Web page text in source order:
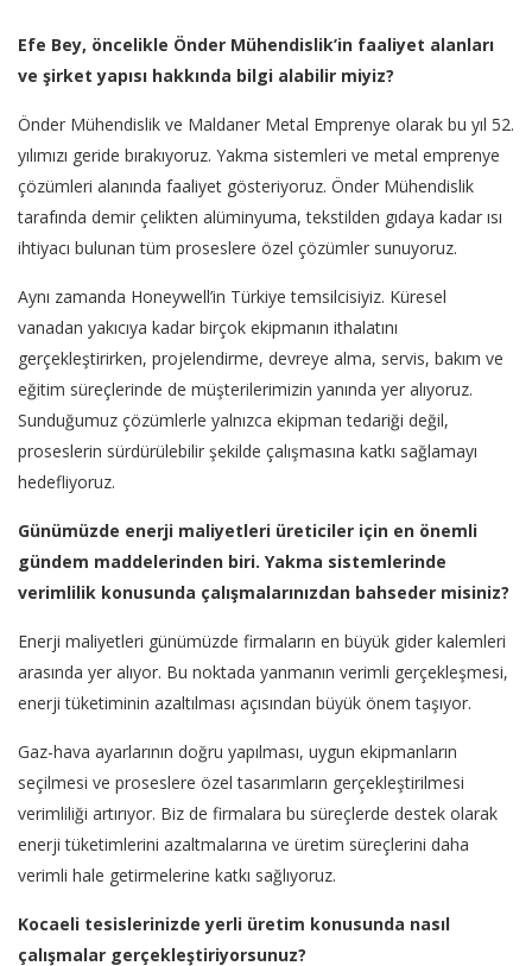
Efe Bey, öncelikle Önder Mühendislik’in faaliyet alanları
ve şirket yapısı hakkında bilgi alabilir miyiz?
Önder Mühendislik ve Maldaner Metal Emprenye olarak bu yıl 52.
yılımızı geride bırakıyoruz. Yakma sistemleri ve metal emprenye
çözümleri alanında faaliyet gösteriyoruz. Önder Mühendislik
tarafında demir çelikten alüminyuma, tekstilden gıdaya kadar ısı
ihtiyacı bulunan tüm proseslere özel çözümler sunuyoruz.
Aynı zamanda Honeywell’in Türkiye temsilcisiyiz. Küresel
vanadan yakıcıya kadar birçok ekipmanın ithalatını
gerçekleştirirken, projelendirme, devreye alma, servis, bakım ve
eğitim süreçlerinde de müşterilerimizin yanında yer alıyoruz.
Sunduğumuz çözümlerle yalnızca ekipman tedariği değil,
proseslerin sürdürülebilir şekilde çalışmasına katkı sağlamayı
hedefliyoruz.
Günümüzde enerji maliyetleri üreticiler için en önemli
gündem maddelerinden biri. Yakma sistemlerinde
verimlilik konusunda çalışmalarınızdan bahseder misiniz?
Enerji maliyetleri günümüzde firmaların en büyük gider kalemleri
arasında yer alıyor. Bu noktada yanmanın verimli gerçekleşmesi,
enerji tüketiminin azaltılması açısından büyük önem taşıyor.
Gaz-hava ayarlarının doğru yapılması, uygun ekipmanların
seçilmesi ve proseslere özel tasarımların gerçekleştirilmesi
verimliliği artırıyor. Biz de firmalara bu süreçlerde destek olarak
enerji tüketimlerini azaltmalarına ve üretim süreçlerini daha
verimli hale getirmelerine katkı sağlıyoruz.
Kocaeli tesislerinizde yerli üretim konusunda nasıl
çalışmalar gerçekleştiriyorsunuz?